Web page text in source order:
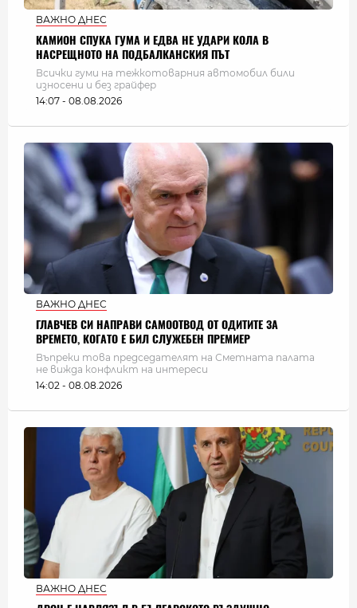
ВАЖНО ДНЕС
КАМИОН СПУКА ГУМА И ЕДВА НЕ УДАРИ КОЛА В
НАСРЕЩНОТО НА ПОДБАЛКАНСКИЯ ПЪТ
Всички гуми на тежкотоварния автомобил били
износени и без грайфер
14:07 - 08.08.2026
ВАЖНО ДНЕС
ГЛАВЧЕВ СИ НАПРАВИ САМООТВОД ОТ ОДИТИТЕ ЗА
ВРЕМЕТО, КОГАТО Е БИЛ СЛУЖЕБЕН ПРЕМИЕР
Въпреки това председателят на Сметната палата
не вижда конфликт на интереси
14:02 - 08.08.2026
ВАЖНО ДНЕС